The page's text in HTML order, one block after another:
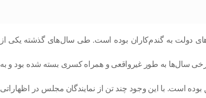
دولت به گندم‌کاران بوده است. طی سال‌های گذشته یکی از
می‌شود. این منابع در برخی سال‌ها به طور غیرواقعی و همراه کسری بسته شده بود و به
قابل تحقق بوده است. با این وجود چند تن از نمایندگان مجلس در اظهاراتی